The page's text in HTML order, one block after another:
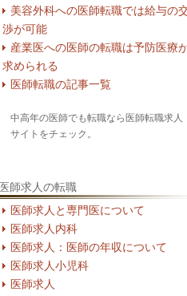
美容外科への医師転職では給与の
渉が可能
産業医への医師の転職は予防医療
求められる
医師転職の記事一覧
中高年の医師でも転職なら医師転職求人
サイトをチェック。
医師求人の転職
医師求人と専門医について
医師求人内科
医師求人：医師の年収について
医師求人小児科
医師求人